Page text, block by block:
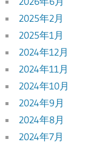
2025年2月
2025年1月
2024年12月
2024年11月
2024年10月
2024年9月
2024年8月
2024年7月